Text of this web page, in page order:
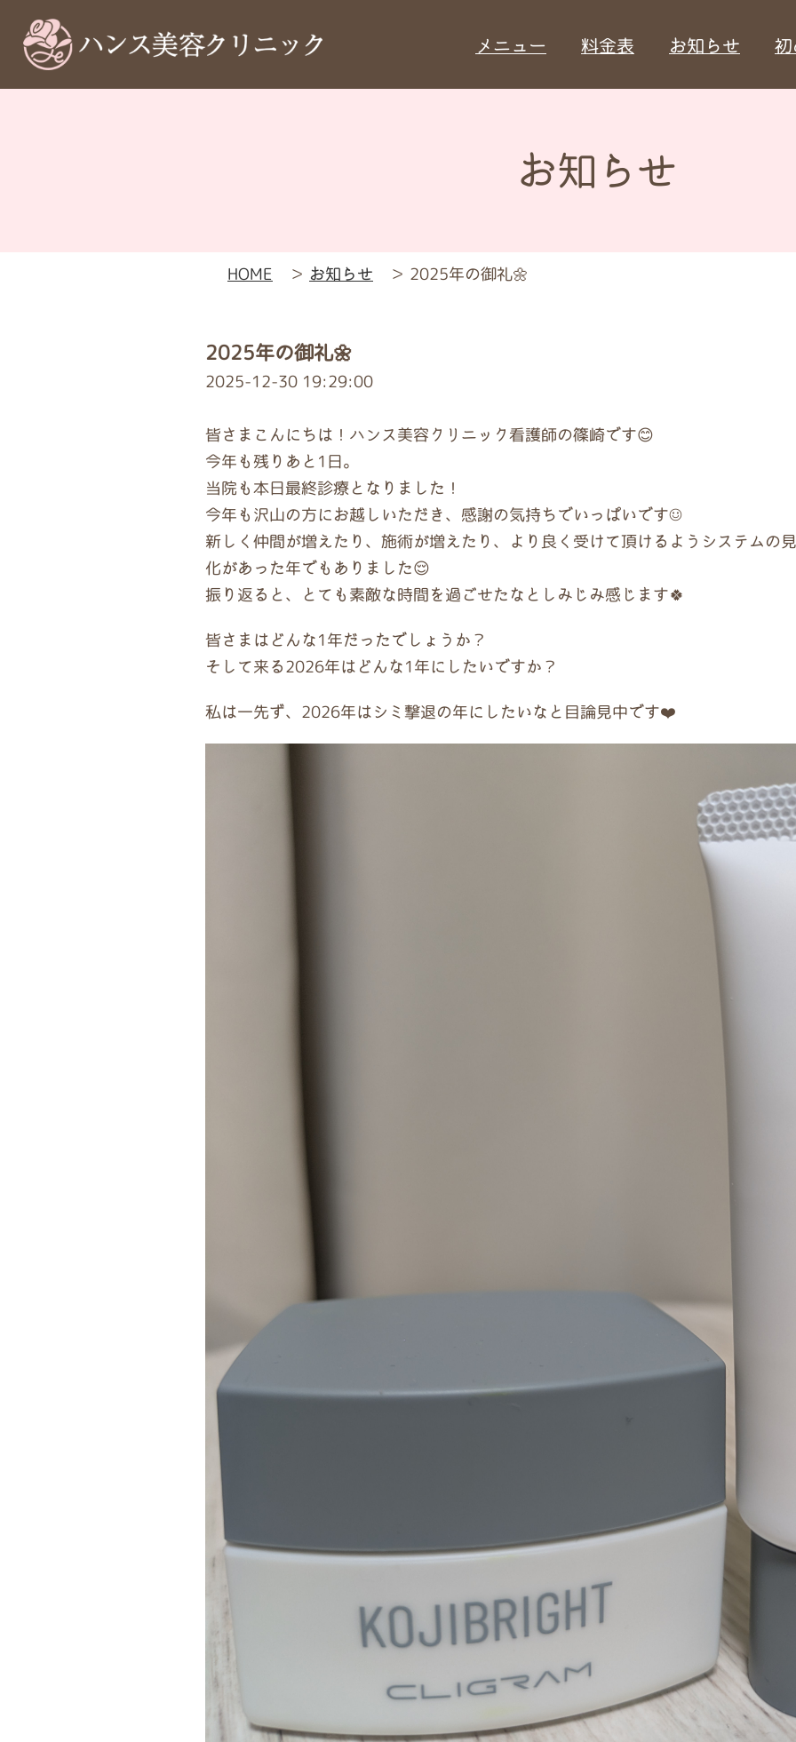
メニュー 料金表 お知らせ
お知らせ
HOME ＞ お知らせ ＞ 2025年の御礼🌼
2025年の御礼🌼
2025-12-30 19:29:00
皆さまこんにちは！ハンス美容クリニック看護師の篠崎です😊
今年も残りあと1日。
当院も本日最終診療となりました！
今年も沢山の方にお越しいただき、感謝の気持ちでいっぱいです☺️
新しく仲間が増えたり、施術が増えたり、より良く受けて頂けるようシステムの
化があった年でもありました😌
振り返ると、とても素敵な時間を過ごせたなとしみじみ感じます🍀
皆さまはどんな1年だったでしょうか？
そして来る2026年はどんな1年にしたいですか？
私は一先ず、2026年はシミ撃退の年にしたいなと目論見中です❤️